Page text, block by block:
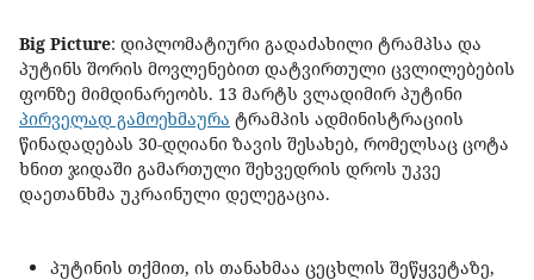
Big Picture: დიპლომატიური გადაძახილი ტრამპსა და
პუტინს შორის მოვლენებით დატვირთული ცვლილებების
ფონზე მიმდინარეობს. 13 მარტს ვლადიმირ პუტინი
პირველად გამოეხმაურა ტრამპის ადმინისტრაციის
წინადადებას 30-დღიანი ზავის შესახებ, რომელსაც ცოტა
ხნით ჯიდაში გამართული შეხვედრის დროს უკვე
დაეთანხმა უკრაინული დელეგაცია.
პუტინის თქმით, ის თანახმაა ცეცხლის შეწყვეტაზე,